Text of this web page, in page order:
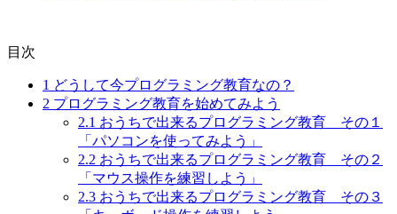
目次
1 どうして今プログラミング教育なの？
2 プログラミング教育を始めてみよう
2.1 おうちで出来るプログラミング教育 その１
「パソコンを使ってみよう」
2.2 おうちで出来るプログラミング教育 その２
「マウス操作を練習しよう」
2.3 おうちで出来るプログラミング教育 その３